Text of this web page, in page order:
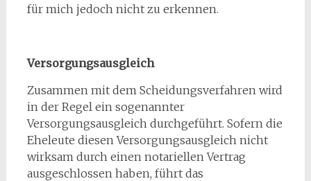
für mich jedoch nicht zu erkennen.
Versorgungsausgleich
Zusammen mit dem Scheidungsverfahren wird
in der Regel ein sogenannter
Versorgungsausgleich durchgeführt. Sofern die
Eheleute diesen Versorgungsausgleich nicht
wirksam durch einen notariellen Vertrag
ausgeschlossen haben, führt das